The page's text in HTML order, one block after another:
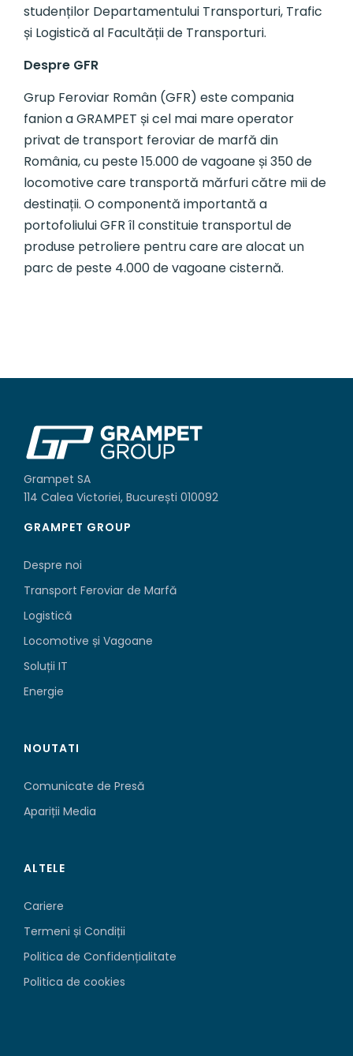
studenților Departamentului Transporturi, Trafic
și Logistică al Facultății de Transporturi.
Despre GFR
Grup Feroviar Român (GFR) este compania
fanion a GRAMPET și cel mai mare operator
privat de transport feroviar de marfă din
România, cu peste 15.000 de vagoane și 350 de
locomotive care transportă mărfuri către mii de
destinații. O componentă importantă a
portofoliului GFR îl constituie transportul de
produse petroliere pentru care are alocat un
parc de peste 4.000 de vagoane cisternă.
Grampet SA
114 Calea Victoriei, București 010092
GRAMPET GROUP
Despre noi
Transport Feroviar de Marfă
Logistică
Locomotive și Vagoane
Soluții IT
Energie
NOUTATI
Comunicate de Presă
Apariții Media
ALTELE
Cariere
Termeni și Condiții
Politica de Confidențialitate
Politica de cookies